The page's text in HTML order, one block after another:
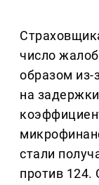
число
образом
на
стали
против 124.